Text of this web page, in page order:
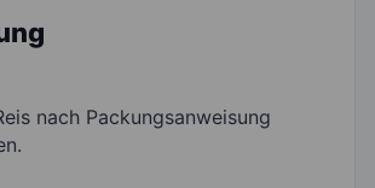
nach Packungsanweisung